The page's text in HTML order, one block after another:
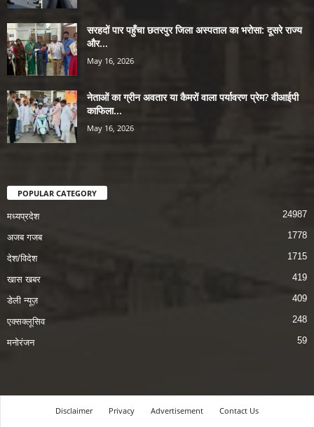
सरहदों पार पहुँचा छतरपुर जिला अस्पताल का भरोसा: दूसरे राज्य
और...
May 16, 2026
नेताओं का ग्रीन अवतार या कैमरों वाला पर्यावरण प्रेम? वीआईपी
काफिला...
May 16, 2026
POPULAR CATEGORY
मध्यप्रदेश 24987
अजब गजब 1778
देश/विदेश 1715
खास खबर 419
डेली न्यूज़ 409
एक्सक्लूसिव 248
मनोरंजन 59
Disclaimer Privacy Advertisement
Contact Us